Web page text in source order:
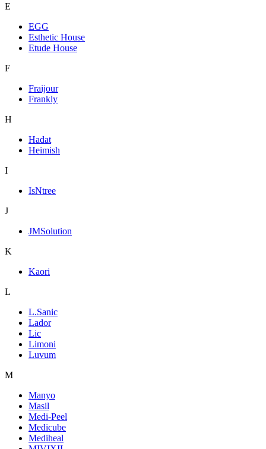
E
EGG
Esthetic House
Etude House
F
Fraijour
Frankly
H
Hadat
Heimish
I
IsNtree
J
JMSolution
K
Kaori
L
L.Sanic
Lador
Lic
Limoni
Luvum
M
Manyo
Masil
Medi-Peel
Medicube
Mediheal